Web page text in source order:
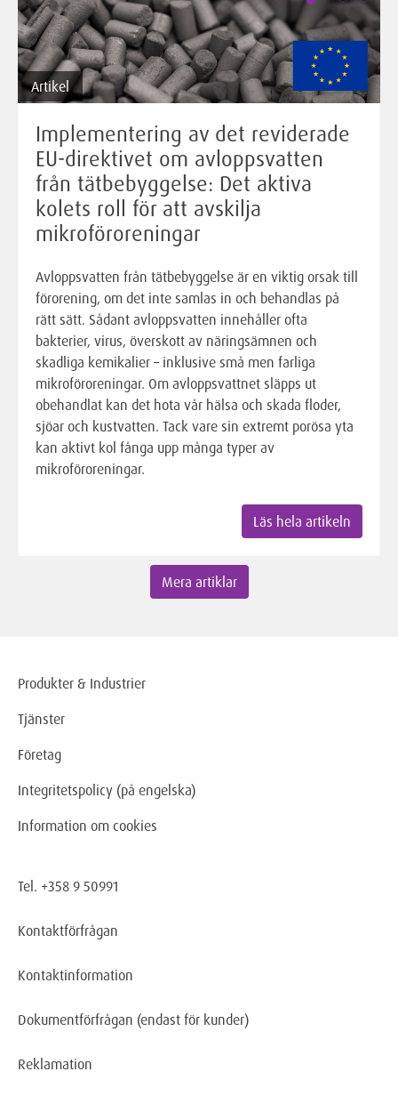
Artikel
Implementering av det reviderade
EU-direktivet om avloppsvatten
från tätbebyggelse: Det aktiva
kolets roll för att avskilja
mikroföroreningar
Avloppsvatten från tätbebyggelse är en viktig orsak till
förorening, om det inte samlas in och behandlas på
rätt sätt. Sådant avloppsvatten innehåller ofta
bakterier, virus, överskott av näringsämnen och
skadliga kemikalier – inklusive små men farliga
mikroföroreningar. Om avloppsvattnet släpps ut
obehandlat kan det hota vår hälsa och skada floder,
sjöar och kustvatten. Tack vare sin extremt porösa yta
kan aktivt kol fånga upp många typer av
mikroföroreningar.
Läs hela artikeln
Mera artiklar
Produkter & Industrier
Tjänster
Företag
Integritetspolicy (på engelska)
Information om cookies
Tel. +358 9 50991
Kontaktförfrågan
Kontaktinformation
Dokumentförfrågan (endast för kunder)
Reklamation